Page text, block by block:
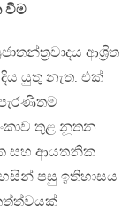
වීම
ආශ්‍රිත
යුතු නැත. එක්
තුළ නූතන
සහ ආයතනික
පසු ඉතිහාසය